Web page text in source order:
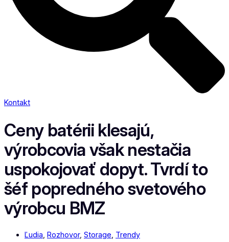
Kontakt
Ceny batérii klesajú,
výrobcovia však nestačia
uspokojovať dopyt. Tvrdí to
šéf popredného svetového
výrobcu BMZ
Ľudia, Rozhovor, Storage, Trendy